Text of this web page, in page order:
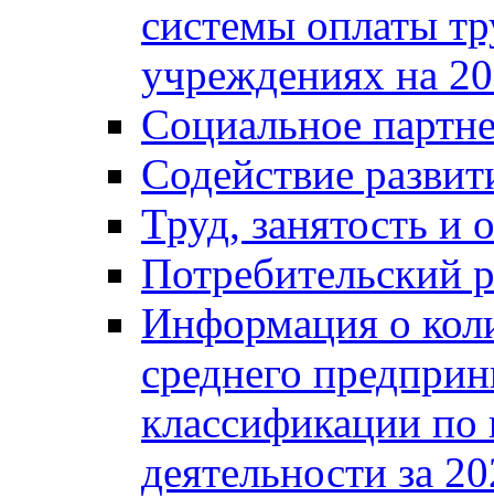
системы оплаты
учреждениях на
Социальное
Содействие
Труд, занятость и
Потребительский
Информация о
среднего
классификации
деятельности за